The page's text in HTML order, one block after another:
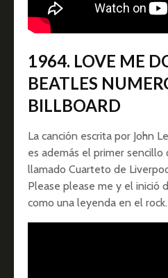
1964. LOVE ME
BEATLES
BILLBOARD
La canción escrita por John
es además el primer
llamado Cuarteto de
Please please me y el inició
como una leyenda en el rock.